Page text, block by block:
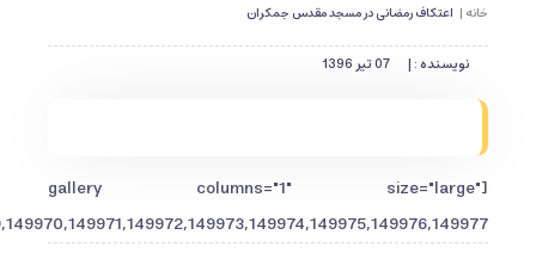
خانه | اعتکاف رمضانی در مسجد مقدس جمکران
نویسنده : | 07 تیر 1396
[gallery columns="1" size="large"